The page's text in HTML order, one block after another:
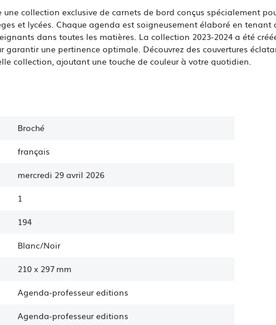
collection exclusive de carnets de bord conçus spécialement
et lycées. Chaque agenda est soigneusement élaboré en tenant
dans toutes les matières. La collection 2023-2024 a été
garantir une pertinence optimale. Découvrez des couvertures
collection, ajoutant une touche de couleur à votre quotidien.
Broché
français
mercredi 29 avril 2026
1
194
Blanc/Noir
210 x 297 mm
Agenda-professeur editions
Agenda-professeur editions